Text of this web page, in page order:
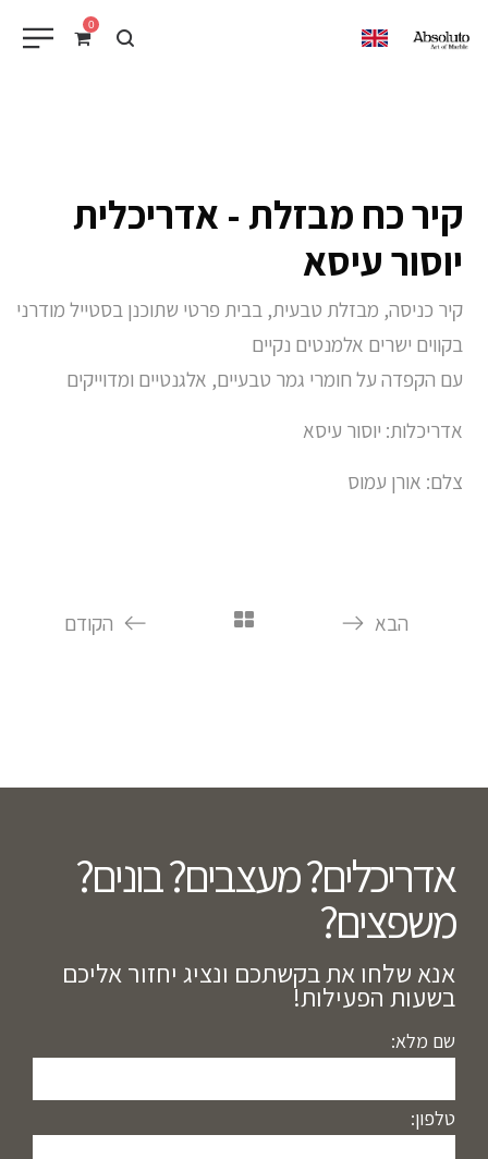
0
EN
קיר כח מבזלת - אדריכלית
יוסור עיסא
קיר כניסה, מבזלת טבעית, בבית פרטי שתוכנן בסטייל מודרני
בקווים ישרים אלמנטים נקיים
עם הקפדה על חומרי גמר טבעיים, אלגנטיים ומדוייקים
אדריכלות: יוסור עיסא
צלם: אורן עמוס
הקודם הבא
אדריכלים? מעצבים? בונים?
משפצים?​
אנא שלחו את בקשתכם ונציג יחזור אליכם
בשעות הפעילות!
שם מלא:
טלפון: